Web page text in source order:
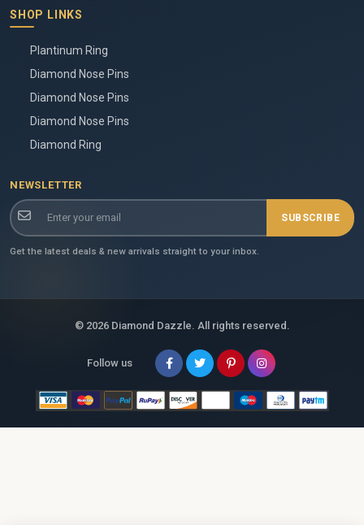
SHOP LINKS
Plantinum Ring
Diamond Nose Pins
Diamond Nose Pins
Diamond Nose Pins
Diamond Ring
NEWSLETTER
SUBSCRIBE
Get the latest deals & new arrivals straight to your inbox.
© 2026 Diamond Dazzle. All rights reserved.
Follow us